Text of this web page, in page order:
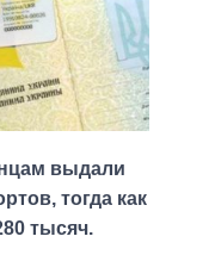
выдали
тогда как
тысяч.